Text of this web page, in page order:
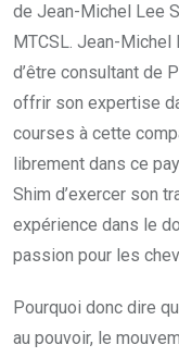
de Jean-Michel Lee
MTCSL. Jean-
d’être consultant de
offrir son expertise
courses à cette
librement dans ce
Shim d’exercer son
expérience dans le
passion pour les
Pourquoi donc dire
au pouvoir, le